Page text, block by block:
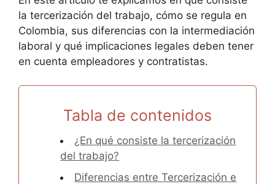
la tercerización del trabajo, cómo se regula en
Colombia, sus diferencias con la intermediación
laboral y qué implicaciones legales deben tener
en cuenta empleadores y contratistas.
Tabla de contenidos
¿En qué consiste la tercerización
del trabajo?
Diferencias entre Tercerización e